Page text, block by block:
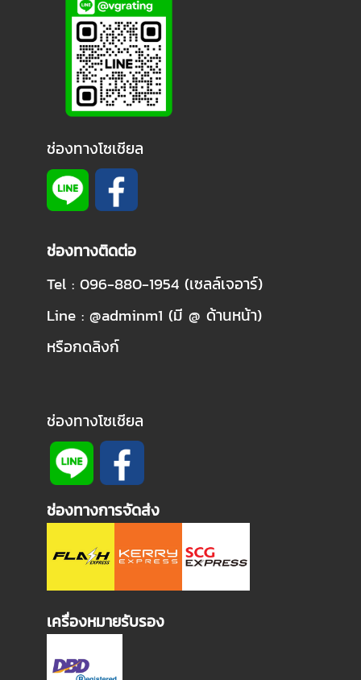
ช่องทางโซเชียล
ช่องทางติดต่อ
Tel : 096-880-1954 (เซลล์เจอาร์)
Line : @adminm1 (มี @ ด้านหน้า)
หรือกดลิงก์
ช่องทางโซเชียล
ช่องทางการจัดส่ง
เครื่องหมายรับรอง